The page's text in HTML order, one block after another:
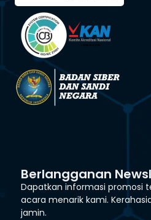
Berlangganan
Dapatkan informasi promosi
acara menarik kami.
jamin.